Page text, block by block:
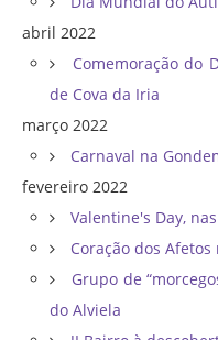
abril 2022
Comemoração do
de Cova da Iria
março 2022
Carnaval na
fevereiro 2022
Valentine's Day,
Coração dos Afetos
Grupo de
do Alviela